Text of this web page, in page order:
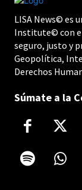
LISA News© es
Institute© con
seguro, justo y
Geopolítica,
Derechos
Súmate a la